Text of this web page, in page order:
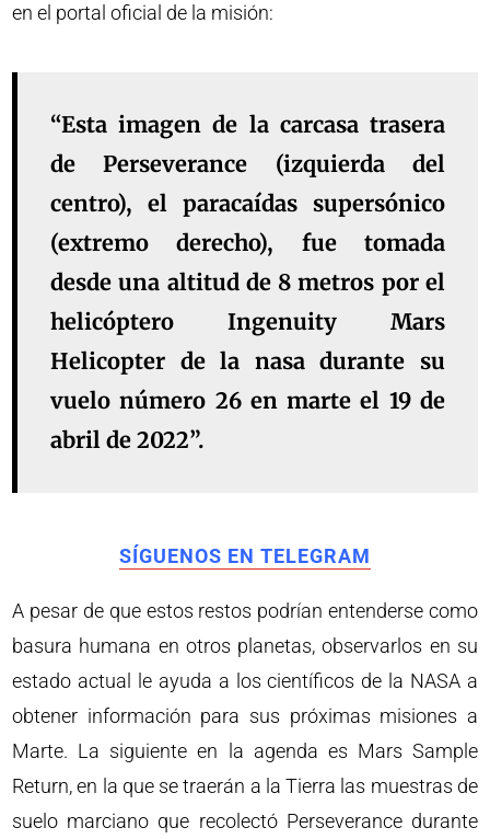
en el portal oficial de la misión:
“Esta imagen de la carcasa trasera
de Perseverance (izquierda del
centro), el paracaídas supersónico
(extremo derecho), fue tomada
desde una altitud de 8 metros por el
helicóptero Ingenuity Mars
Helicopter de la nasa durante su
vuelo número 26 en marte el 19 de
abril de 2022”.
SÍGUENOS EN TELEGRAM
A pesar de que estos restos podrían entenderse como
basura humana en otros planetas, observarlos en su
estado actual le ayuda a los científicos de la NASA a
obtener información para sus próximas misiones a
Marte. La siguiente en la agenda es Mars Sample
Return, en la que se traerán a la Tierra las muestras de
suelo marciano que recolectó Perseverance durante